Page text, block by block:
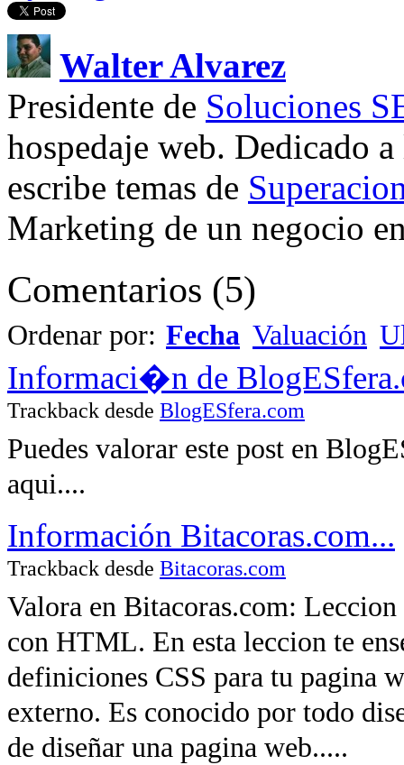
Walter Alvarez
Presidente de Soluciones
hospedaje web. Dedicado
escribe temas de
Marketing de un negocio
Comentarios (5)
Ordenar por: Fecha Valuación
Informaci�n de
Trackback desde BlogESfera.com
Puedes valorar este post en
aqui....
Información Bitacoras.com...
Trackback desde Bitacoras.com
Valora en Bitacoras.com:
con HTML. En esta leccion te
definiciones CSS para tu pagina
externo. Es conocido por todo
de diseñar una pagina web.....